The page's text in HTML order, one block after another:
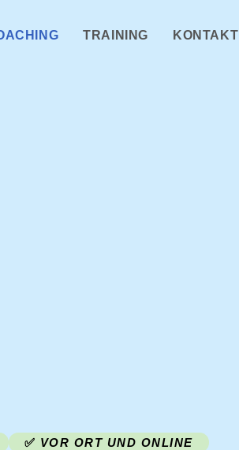
TRAINING KONTAKT
✅ VOR ORT UND ONLINE